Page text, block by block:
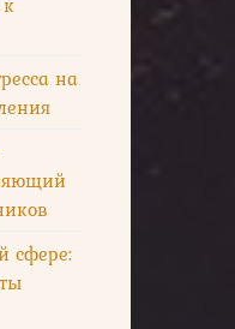
на
сфере: